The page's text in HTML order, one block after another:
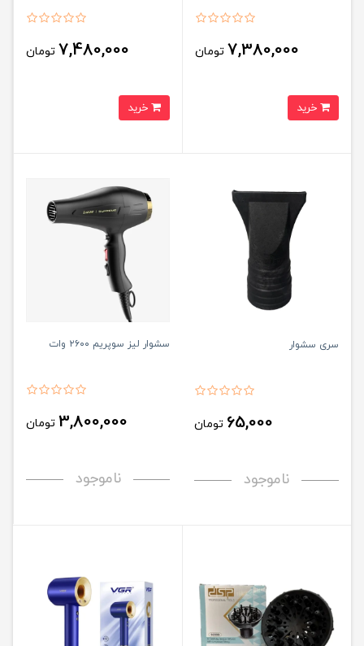
7,380,000 تومان 7,480,000 تومان
سری سشوار
65,000 تومان
ناموجود
سشوار لیز سوپریم ۲۶۰۰ وات
3,800,000 تومان
ناموجود